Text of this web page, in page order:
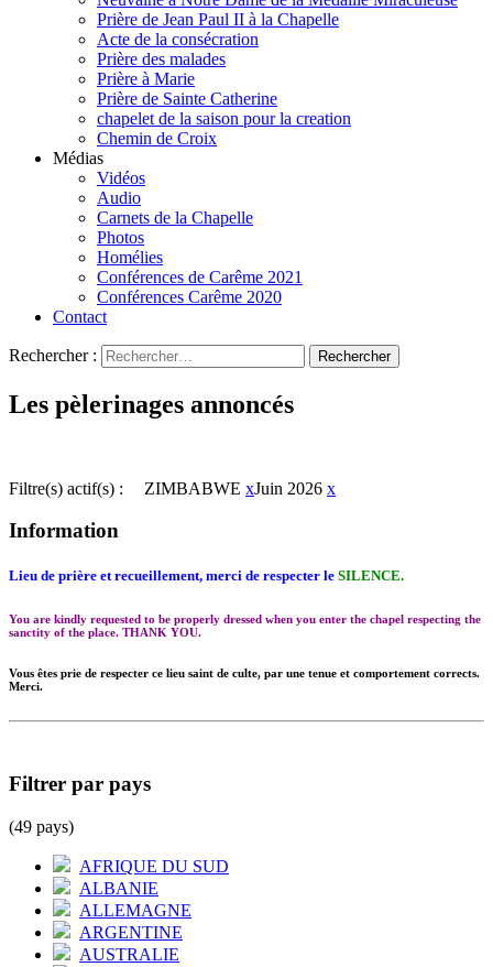
Prière de Jean Paul II à la Chapelle
Acte de la consécration
Prière des malades
Prière à Marie
Prière de Sainte Catherine
chapelet de la saison pour la creation
Chemin de Croix
Médias
Vidéos
Audio
Carnets de la Chapelle
Photos
Homélies
Conférences de Carême 2021
Conférences Carême 2020
Contact
Rechercher :
Les pèlerinages annoncés
Filtre(s) actif(s) : ZIMBABWE xJuin 2026 x
Information
Lieu de prière et recueillement, merci de respecter le SILENCE.
You are kindly requested to be properly dressed when you enter the chapel respecting the
sanctity of the place. THANK YOU.
Vous êtes prie de respecter ce lieu saint de culte, par une tenue et comportement corrects.
Merci.
Filtrer par pays
(49 pays)
AFRIQUE DU SUD
ALBANIE
ALLEMAGNE
ARGENTINE
AUSTRALIE